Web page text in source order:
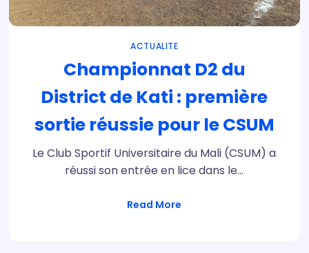
ACTUALITE
Championnat D2 du
District de Kati : première
sortie réussie pour le CSUM
Le Club Sportif Universitaire du Mali (CSUM) a
réussi son entrée en lice dans le…
Read More